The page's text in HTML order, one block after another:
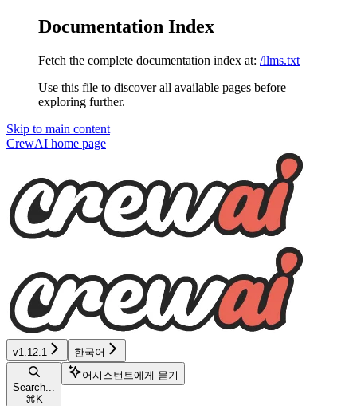
Documentation Index
Fetch the complete documentation index at: /llms.txt
Use this file to discover all available pages before
exploring further.
Skip to main content
CrewAI home page
v1.12.1 한국어
Search...
⌘ K
어시스턴트에게 묻기